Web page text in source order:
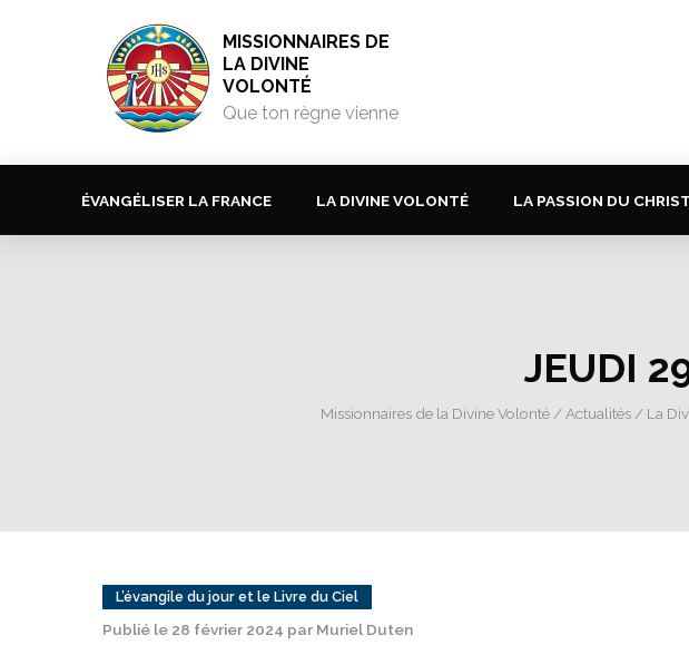
MISSIONNAIRES DE
LA DIVINE
VOLONTÉ
Que ton règne vienne
ÉVANGÉLISER LA FRANCE LA DIVINE VOLONTÉ LA PASSION DU CHRIST
JEUDI
Missionnaires de la Divine Volonté / Actualités / La
L’évangile du jour et le Livre du Ciel
Publié le 28 février 2024 par Muriel Duten